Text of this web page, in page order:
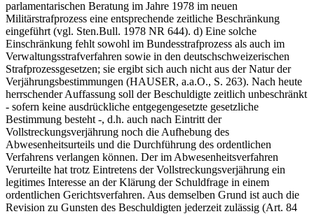
parlamentarischen Beratung im Jahre 1978 im neuen
Militärstrafprozess eine entsprechende zeitliche Beschränkung
eingeführt (vgl. Sten.Bull. 1978 NR 644). d) Eine solche
Einschränkung fehlt sowohl im Bundesstrafprozess als auch im
Verwaltungsstrafverfahren sowie in den deutschschweizerischen
Strafprozessgesetzen; sie ergibt sich auch nicht aus der Natur der
Verjährungsbestimmungen (HAUSER, a.a.O., S. 263). Nach heute
herrschender Auffassung soll der Beschuldigte zeitlich unbeschränkt
- sofern keine ausdrückliche entgegengesetzte gesetzliche
Bestimmung besteht -, d.h. auch nach Eintritt der
Vollstreckungsverjährung noch die Aufhebung des
Abwesenheitsurteils und die Durchführung des ordentlichen
Verfahrens verlangen können. Der im Abwesenheitsverfahren
Verurteilte hat trotz Eintretens der Vollstreckungsverjährung ein
legitimes Interesse an der Klärung der Schuldfrage in einem
ordentlichen Gerichtsverfahren. Aus demselben Grund ist auch die
Revision zu Gunsten des Beschuldigten jederzeit zulässig (Art. 84